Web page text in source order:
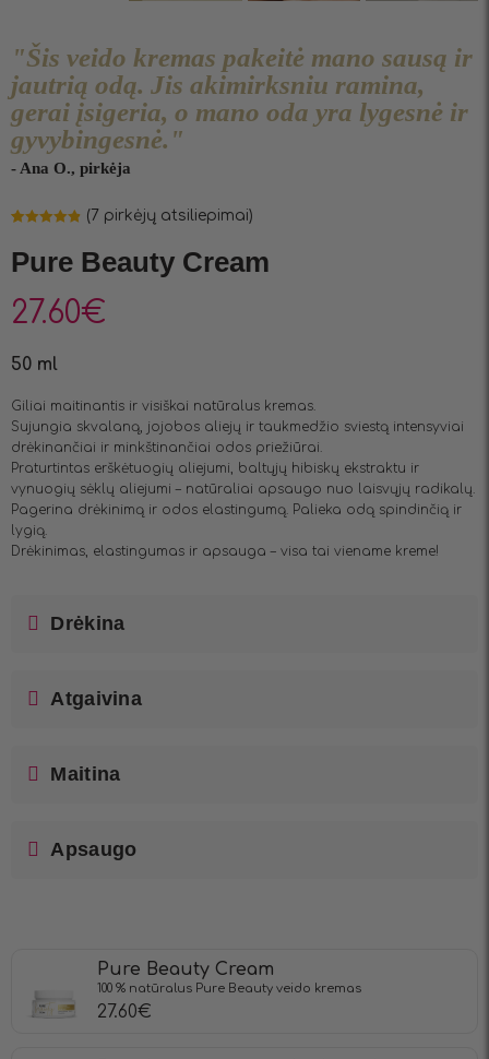
"Šis veido kremas pakeitė mano sausą ir
jautrią odą. Jis akimirksniu ramina,
gerai įsigeria, o mano oda yra lygesnė ir
gyvybingesnė."
- Ana O., pirkėja
(viso
įvertinimų:)
(7pirkėjų atsiliepimai)
Pure Beauty Cream
27.60€
50 ml
Giliai maitinantis ir visiškai natūralus kremas.
Sujungia skvalaną, jojobos aliejų ir taukmedžio sviestą intensyviai
drėkinančiai ir minkštinančiai odos priežiūrai.
Praturtintas erškėtuogių aliejumi, baltųjų hibiskų ekstraktu ir
vynuogių sėklų aliejumi – natūraliai apsaugo nuo laisvųjų radikalų.
Pagerina drėkinimą ir odos elastingumą. Palieka odą spindinčią ir
lygią.
Drėkinimas, elastingumas ir apsauga – visa tai viename kreme!
Drėkina
Atgaivina
Maitina
Apsaugo
Pure Beauty Cream
100 % natūralus Pure Beauty veido kremas
27.60€